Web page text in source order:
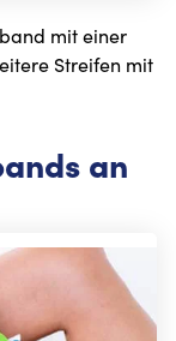
mit einer
Streifen mit
an